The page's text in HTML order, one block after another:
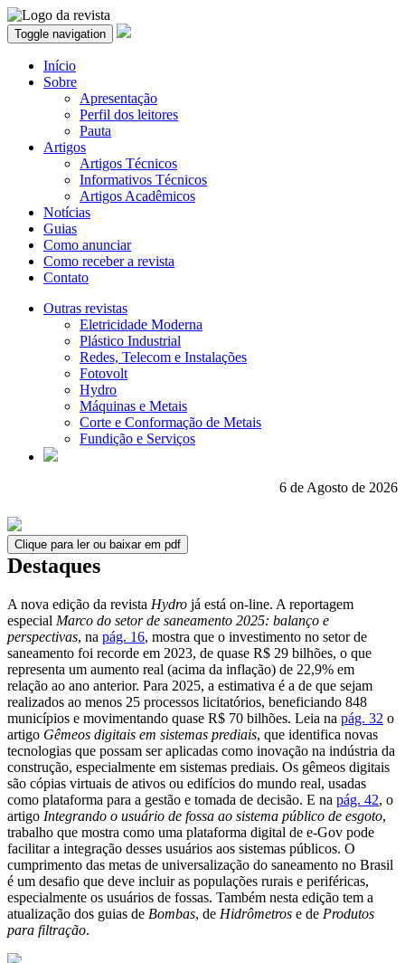
Toggle navigation
Início
Sobre
Apresentação
Perfil dos leitores
Pauta
Artigos
Artigos Técnicos
Informativos Técnicos
Artigos Acadêmicos
Notícias
Guias
Como anunciar
Como receber a revista
Contato
Outras revistas
Eletricidade Moderna
Plástico Industrial
Redes, Telecom e Instalações
Fotovolt
Hydro
Máquinas e Metais
Corte e Conformação de Metais
Fundição e Serviços
6 de Agosto de 2026
Clique para ler ou baixar em pdf
Destaques
A nova edição da revista Hydro já está on-line. A reportagem
especial Marco do setor de saneamento 2025: balanço e
perspectivas, na pág. 16, mostra que o investimento no setor de
saneamento foi recorde em 2023, de quase R$ 29 bilhões, o que
representa um aumento real (acima da inflação) de 22,9% em
relação ao ano anterior. Para 2025, a estimativa é a de que sejam
realizados ao menos 25 processos licitatórios, beneficiando 848
municípios e movimentando quase R$ 70 bilhões. Leia na pág. 32 o
artigo Gêmeos digitais em sistemas prediais, que identifica novas
tecnologias que possam ser aplicadas como inovação na indústria da
construção, especialmente em sistemas prediais. Os gêmeos digitais
são cópias virtuais de ativos ou edifícios do mundo real, usadas
como plataforma para a gestão e tomada de decisão. E na pág. 42, o
artigo Integrando o usuário de fossa ao sistema público de esgoto,
trabalho que mostra como uma plataforma digital de e-Gov pode
facilitar a integração desses usuários aos sistemas públicos. O
cumprimento das metas de universalização do saneamento no Brasil
é um desafio que deve incluir as populações rurais e periféricas,
especialmente os usuários de fossas. Também nesta edição tem a
atualização dos guias de Bombas, de Hidrômetros e de Produtos
para filtração.